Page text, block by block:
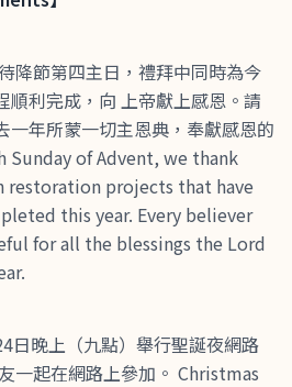
降節第四主日，禮拜中同時為今
順利完成，向 上帝獻上感恩。請
一年所蒙一切主恩典，奉獻感恩的
Sunday of Advent, we thank
restoration projects that have
this year. Every believer
for all the blessings the Lord
日晚上（九點）舉行聖誕夜網路
一起在網路上參加。 Christmas